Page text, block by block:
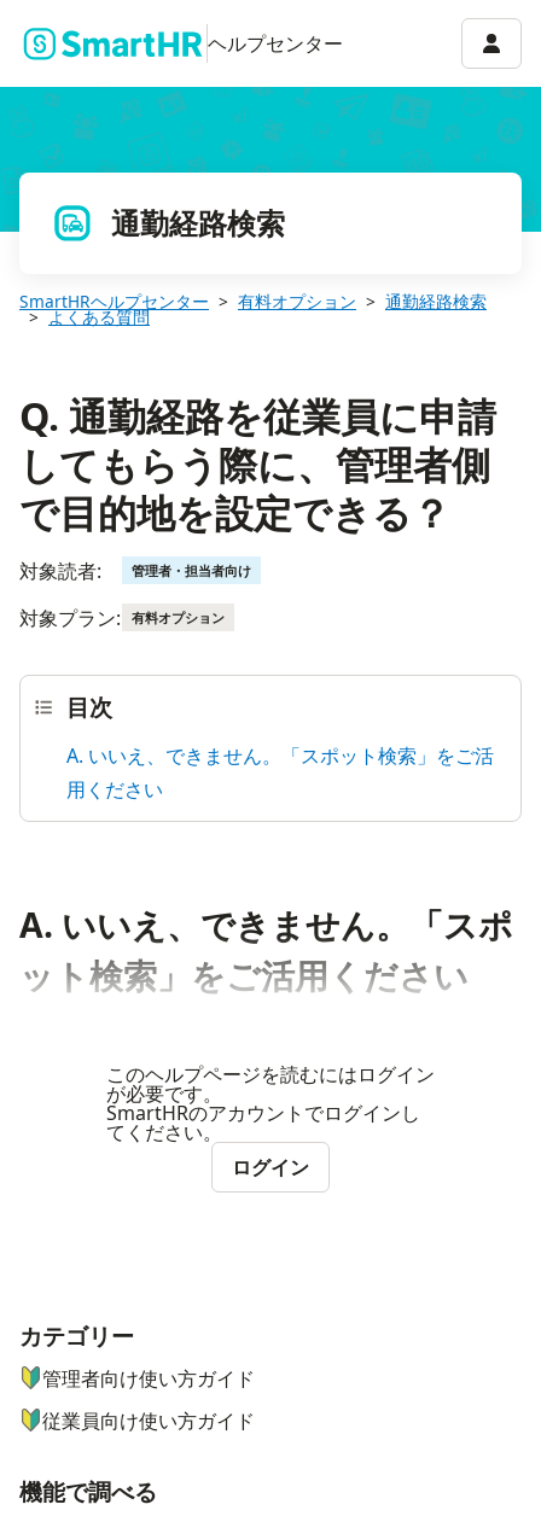
ヘルプセンター アカ
通勤経路検索
SmartHRヘルプセンター 有料オプション 通勤経路検索
よくある質問
Q. 通勤経路を従業員に申請
してもらう際に、管理者側
で目的地を設定できる？
対象読者: 管理者・担当者向け
対象プラン: 有料オプション
目次
A. いいえ、できません。「スポット検索」をご活
用ください
A. いいえ、できません。「スポ
ット検索」をご活用ください
このヘルプページを読むにはログイン
が必要です。
SmartHRのアカウントでログインし
てください。
ログイン
ナビゲーションメニュー
カテゴリー
管理者向け使い方ガイド
従業員向け使い方ガイド
機能で調べる